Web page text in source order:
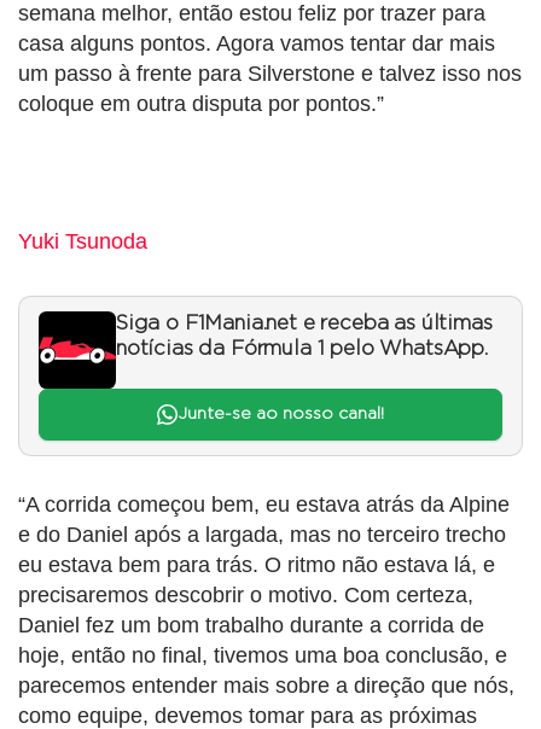
semana melhor, então estou feliz por trazer para
casa alguns pontos. Agora vamos tentar dar mais
um passo à frente para Silverstone e talvez isso nos
coloque em outra disputa por pontos.”
Yuki Tsunoda
Siga o F1Mania.net e receba as últimas
notícias da Fórmula 1 pelo WhatsApp.
Junte-se ao nosso canal!
“A corrida começou bem, eu estava atrás da Alpine
e do Daniel após a largada, mas no terceiro trecho
eu estava bem para trás. O ritmo não estava lá, e
precisaremos descobrir o motivo. Com certeza,
Daniel fez um bom trabalho durante a corrida de
hoje, então no final, tivemos uma boa conclusão, e
parecemos entender mais sobre a direção que nós,
como equipe, devemos tomar para as próximas